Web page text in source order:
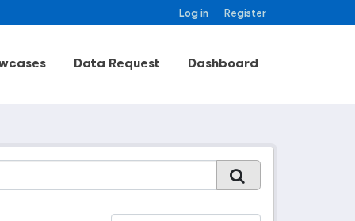
Log in Register
Data Request Dashboard